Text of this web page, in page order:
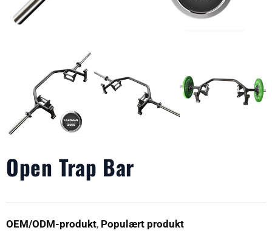
Open Trap Bar
OEM/ODM-produkt, Populært produkt